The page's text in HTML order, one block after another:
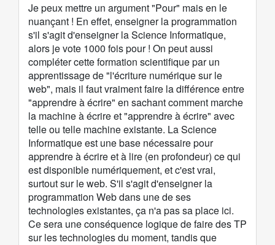
Je peux mettre un argument "Pour" mais en le
nuançant ! En effet, enseigner la programmation
s'il s'agit d'enseigner la Science Informatique,
alors je vote 1000 fois pour ! On peut aussi
compléter cette formation scientifique par un
apprentissage de "l'écriture numérique sur le
web", mais il faut vraiment faire la différence entre
"apprendre à écrire" en sachant comment marche
la machine à écrire et "apprendre à écrire" avec
telle ou telle machine existante. La Science
Informatique est une base nécessaire pour
apprendre à écrire et à lire (en profondeur) ce qui
est disponible numériquement, et c'est vrai,
surtout sur le web. S'il s'agit d'enseigner la
programmation Web dans une de ses
technologies existantes, ça n'a pas sa place ici.
Ce sera une conséquence logique de faire des TP
sur les technologies du moment, tandis que